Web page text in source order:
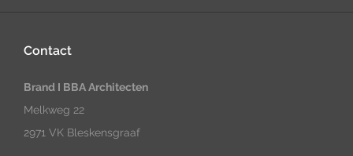
Contact
Brand I BBA Architecten
Melkweg 22
2971 VK Bleskensgraaf